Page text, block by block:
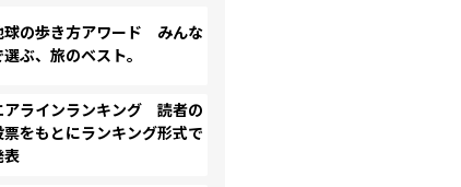
球の歩き方アワード みんな
選ぶ、旅のベスト。
アラインランキング 読者の
票をもとにランキング形式で
表